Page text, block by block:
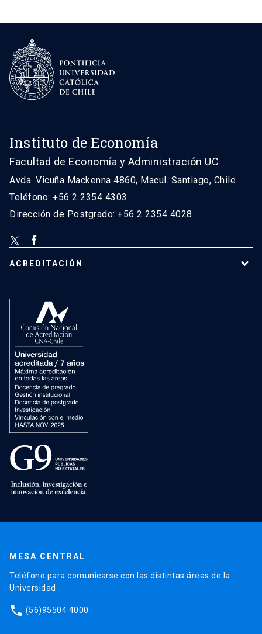
Instituto de Economía
Facultad de Economía y Administración UC
Avda. Vicuña Mackenna 4860, Macul. Santiago, Chile
Teléfono: +56 2 2354 4303
Dirección de Postgrado: +56 2 2354 4028
ACREDITACIÓN
MESA CENTRAL
Teléfono para comunicarse con las distintas áreas de la
Universidad.
phone (56)95504 4000